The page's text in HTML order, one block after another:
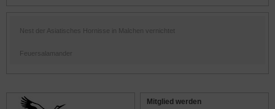
Nest der Asiatisches Hornisse in Malchen vernichtet
Feuersalamander
Mitglied werden